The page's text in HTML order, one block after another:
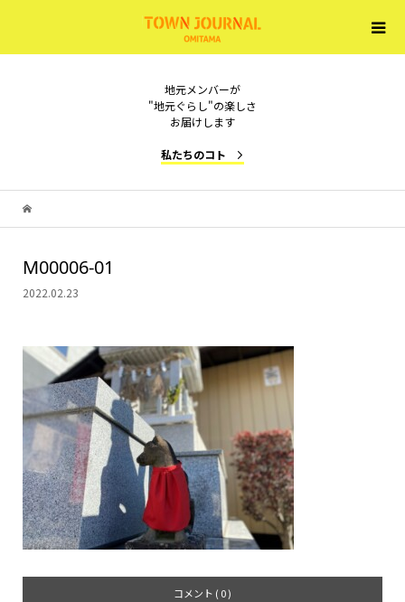
地元メンバーが
"地元ぐらし"の楽しさ
お届けします
私たちのコト
M00006-01
2022.02.23
コメント ( 0 )